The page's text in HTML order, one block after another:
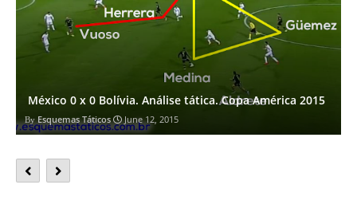
México 0 x 0 Bolívia. Análise tática. Copa América 2015
Esquemas Táticos June 12, 2015